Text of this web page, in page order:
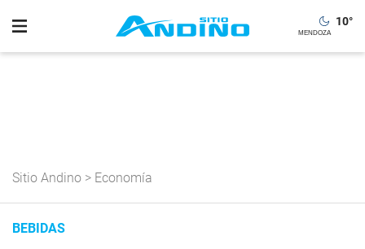
10°
Sitio Andino > Economía
BEBIDAS